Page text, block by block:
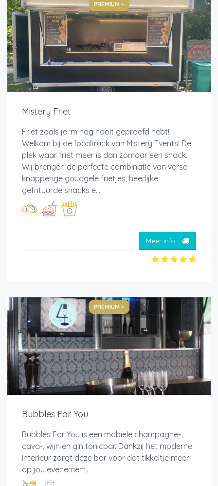
PREMIUM +
Mistery Friet
Friet zoals je 'm nog nooit geproefd hebt!
Welkom bij de foodtruck van Mistery Events! De
plek waar friet meer is dan zomaar een snack.
Wij brengen de perfecte combinatie van verse
knapperige goudgele frietjes, heerlijke
gefrituurde snacks e...
Meer info
PREMIUM +
Bubbles For You
Bubbles For You is een mobiele champagne-,
cava-, wijn en gin tonicbar. Dankzij het moderne
interieur zorgt deze bar voor dat tikkeltje meer
op jou evenement.